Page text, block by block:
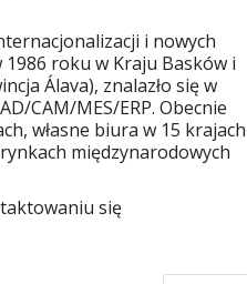
i nowych
roku w Kraju Basków i
Álava), znalazło się w
CAM/MES/ERP. Obecnie
własne biura w 15 krajach
międzynarodowych
się